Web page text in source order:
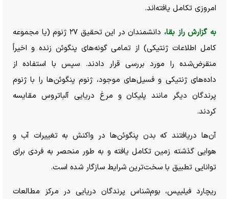
امروزی تکامل یافته‌اند.
به گزارش راز بقا،
دانشمندان در این تحقیق ۲۷ ژنوم (یا مجموعه
کامل اطلاعات ژنتیکی) از تمامی گونه‌های پنگوئن زنده و اخیراً
منقرض‌شده را مورد بررسی قرار دادند. سپس با استفاده از
داده‌های ژنتیکی و فسیل‌های موجود، ژنوم پنگوئن‌ها را با ژنوم
پرندگان دیگر مانند پلیکان و مرغ دریایی آلباتروس مقایسه
کردند.
آن‌ها دریافتند که بدن پنگوئن‌ها در واکنش به تغییرات آب و
هوایی گذشته زمین تکامل یافته و به طور منحصر به فردی برای
توانایی تطبیق با سخت‌ترین شرایط سازگار شده است.
ریچارد فیلیپس، بوم‌شناس پرندگان دریایی در مرکز مطالعات